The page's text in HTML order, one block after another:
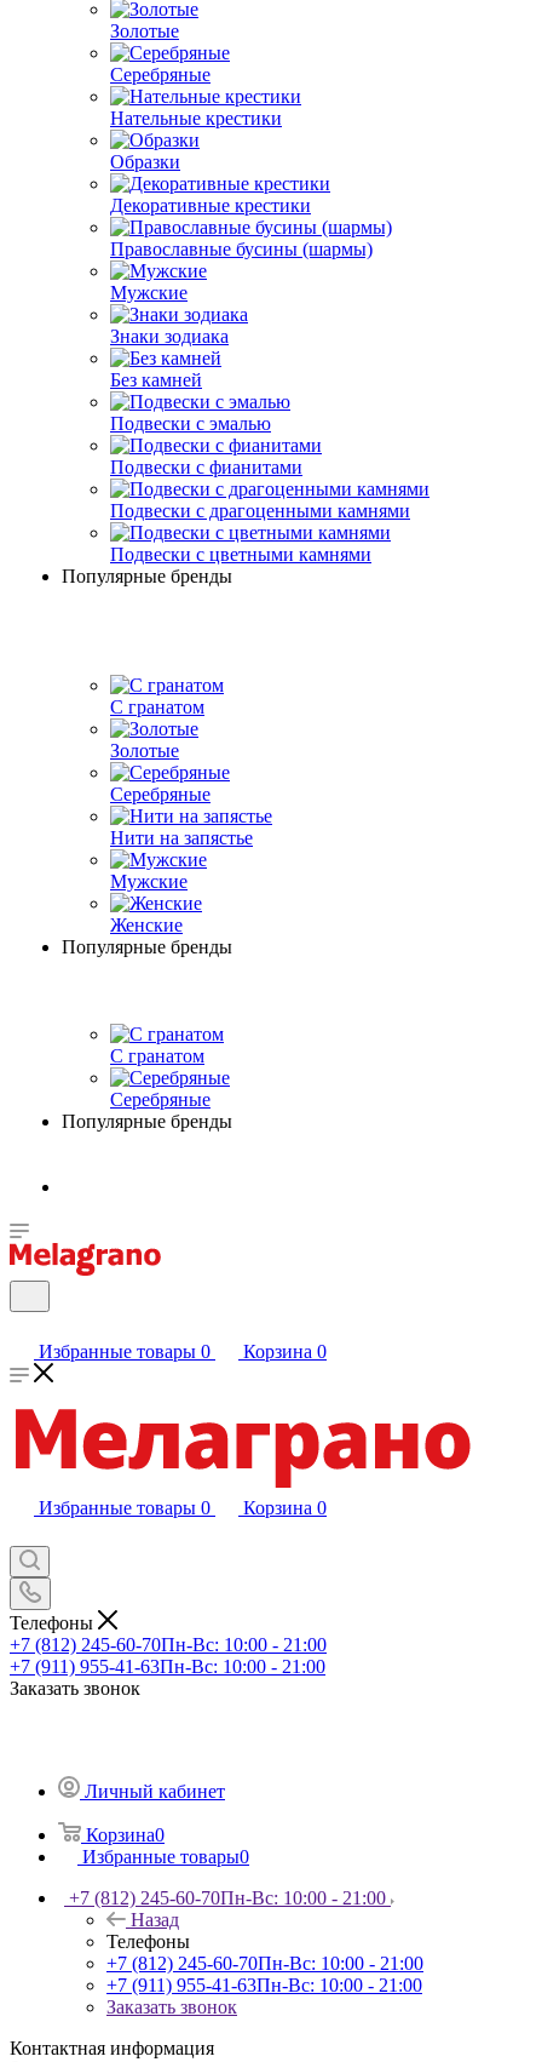
Золотые
Серебряные
Нательные крестики
Образки
Декоративные крестики
Православные бусины (шармы)
Мужские
Знаки зодиака
Без камней
Подвески с эмалью
Подвески с фианитами
Подвески с драгоценными камнями
Подвески с цветными камнями
Популярные бренды
С гранатом
Золотые
Серебряные
Нити на запястье
Мужские
Женские
Популярные бренды
С гранатом
Серебряные
Популярные бренды
Избранные товары 0 Корзина 0
Избранные товары 0 Корзина 0
Телефоны
+7 (812) 245-60-70Пн-Вс: 10:00 - 21:00
+7 (911) 955-41-63Пн-Вс: 10:00 - 21:00
Заказать звонок
Личный кабинет
Корзина0
Избранные товары0
+7 (812) 245-60-70Пн-Вс: 10:00 - 21:00
Назад
Телефоны
+7 (812) 245-60-70Пн-Вс: 10:00 - 21:00
+7 (911) 955-41-63Пн-Вс: 10:00 - 21:00
Заказать звонок
Контактная информация